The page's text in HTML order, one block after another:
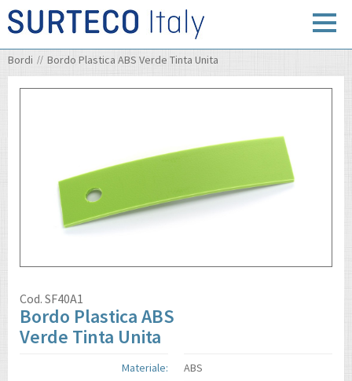
Bordi Bordo Plastica ABS Verde Tinta Unita
Cod. SF40A1
Bordo Plastica ABS
Verde Tinta Unita
Materiale:
ABS